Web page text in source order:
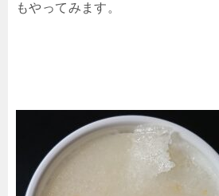
もやってみます。